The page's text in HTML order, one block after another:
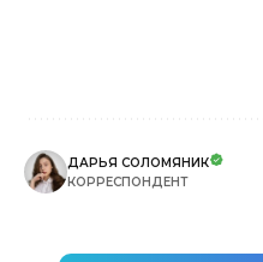
ДАРЬЯ СОЛОМЯНИК
КОРРЕСПОНДЕНТ